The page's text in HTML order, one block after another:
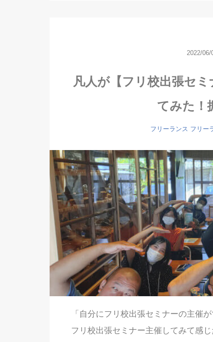
2022/06/
凡人が【フリ校出張セ
てみた！
フリーランス フリー
「自分にフリ校出張セミナーの主催
フリ校出張セミナー主催してみて感